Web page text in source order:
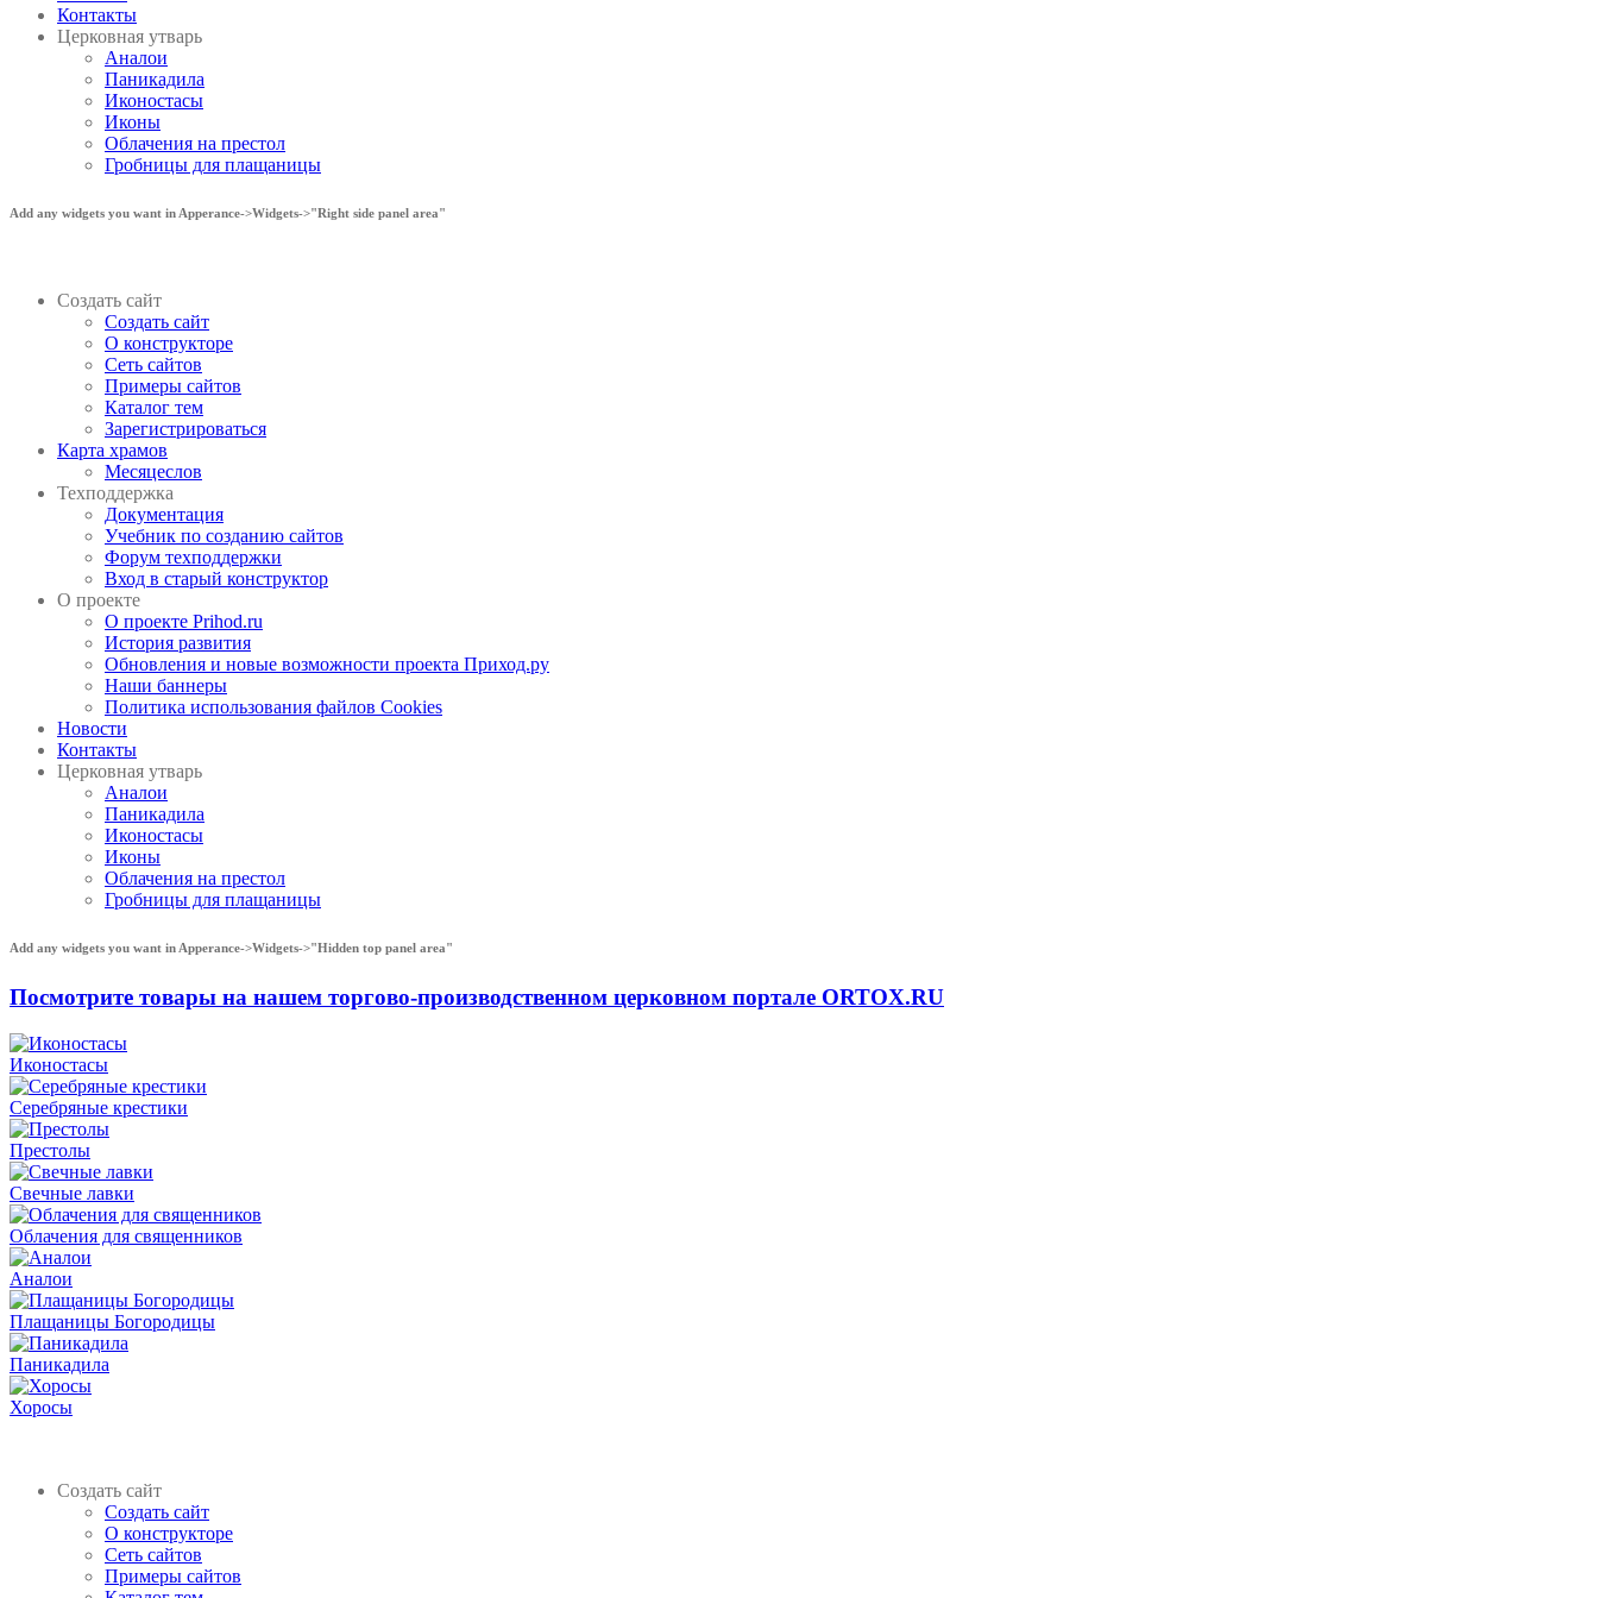
Контакты
Церковная утварь
Аналои
Паникадила
Иконостасы
Иконы
Облачения на престол
Гробницы для плащаницы
Add any widgets you want in Apperance->Widgets->"Right side panel area"
Создать сайт
Создать сайт
О конструкторе
Сеть сайтов
Примеры сайтов
Каталог тем
Зарегистрироваться
Карта храмов
Месяцеслов
Техподдержка
Документация
Учебник по созданию сайтов
Форум техподдержки
Вход в старый конструктор
О проекте
О проекте Prihod.ru
История развития
Обновления и новые возможности проекта Приход.ру
Наши баннеры
Политика использования файлов Cookies
Новости
Контакты
Церковная утварь
Аналои
Паникадила
Иконостасы
Иконы
Облачения на престол
Гробницы для плащаницы
Add any widgets you want in Apperance->Widgets->"Hidden top panel area"
Посмотрите товары на нашем торгово-производственном церковном портале ORTOX.RU
Иконостасы
Серебряные крестики
Престолы
Свечные лавки
Облачения для священников
Аналои
Плащаницы Богородицы
Паникадила
Хоросы
Создать сайт
Создать сайт
О конструкторе
Сеть сайтов
Примеры сайтов